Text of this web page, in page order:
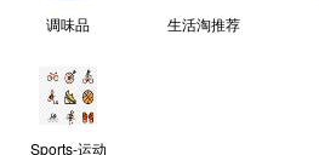
调味品 生活淘推荐
Sports-运动